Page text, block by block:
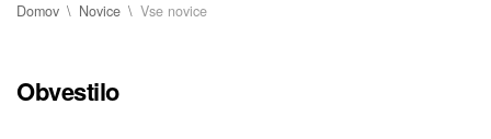
Domov Novice Vse novice
Obvestilo